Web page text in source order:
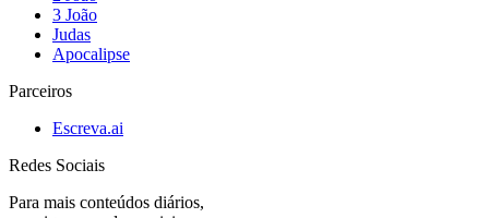
3 João
Judas
Apocalipse
Parceiros
Escreva.ai
Redes Sociais
Para mais conteúdos diários,